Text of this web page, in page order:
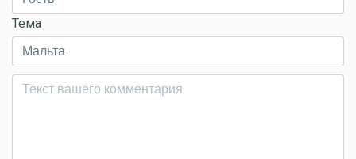
Тема
Комментарий*